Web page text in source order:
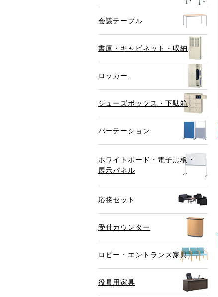
会議テーブル
書庫・キャビネット・収納
ロッカー
シューズボックス・下駄箱
パーテーション
ホワイトボード・電子黒板・
展示パネル
応接セット
受付カウンター
ロビー・エントランス家具
役員用家具